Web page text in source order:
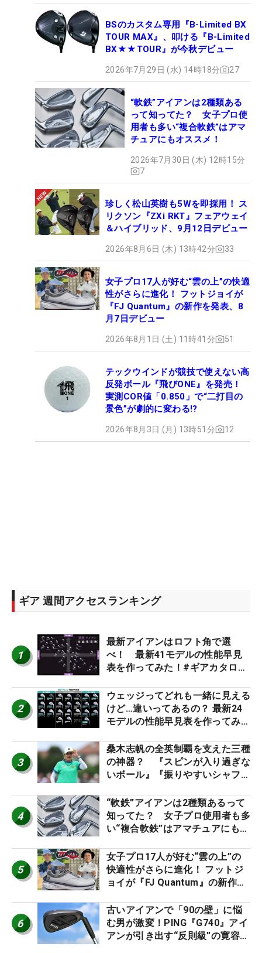
BSのカスタム専用『B-Limited BX
TOUR MAX』、叩ける『B-Limited
BX★★TOUR』が今秋デビュー
2026年7月29日 (水) 14時18分 27
“軟鉄”アイアンは2種類ある
って知ってた？ 女子プロ使
用者も多い“複合軟鉄”はアマ
チュアにもオススメ！
2026年7月30日 (木) 12時15分
7
珍しく松山英樹も5Wを即採用！ ス
リクソン『ZXi RKT』フェアウェイ
＆ハイブリッド、9月12日デビュー
2026年8月6日 (木) 13時42分 33
女子プロ17人が好む“雲の上”の快適
性がさらに進化！ フットジョイが
『FJ Quantum』の新作を発表、8
月7日デビュー
2026年8月1日 (土) 11時41分 51
テックウインドが競技で使えない高
反発ボール『飛びONE』を発売！
実測COR値「0.850」で“二打目の
景色”が劇的に変わる!?
2026年8月3日 (月) 13時51分 12
ギア 週間アクセスランキング
1
最新アイアンはロフト角で選
べ！ 最新41モデルの性能早見
表を作ってみた！#ギアカタログ
2
ウェッジってどれも一緒に見える
けど…違いってあるの？ 最新24
モデルの性能早見表を作ってみ
3
桑木志帆の全英制覇を支えた三種
の神器？ 『スピンが入り過ぎな
いボール』『振りやすいシャフ
ー』 #女子プロセッティング
4
“軟鉄”アイアンは2種類あるって
知ってた？ 女子プロ使用者も多
い“複合軟鉄”はアマチュアにもオ
5
女子プロ17人が好む“雲の上”の
快適性がさらに進化！ フットジ
ョイが『FJ Quantum』の新作を
6
古いアイアンで「90の壁」に悩
む男が激変！PING『G740』アイ
アンが引き出す“反則級”の寛容性